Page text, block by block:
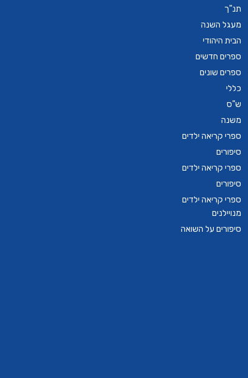
תנ"ך
מעגל השנה
הבית היהודי
ספרים חדשים
ספרים שונים
כללי
ש"ס
משנה
ספרי קריאה ילדים
סיפורים
ספרי קריאה ילדים
סיפורים
ספרי קריאה ילדים
מנויילנים
סיפורים על השואה